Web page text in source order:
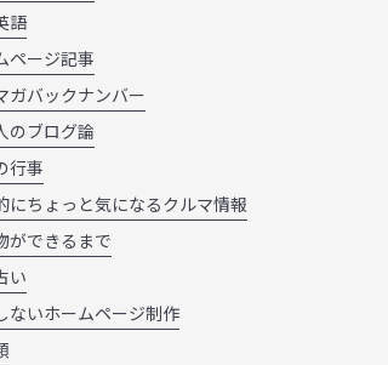
語
ページ記事
ガバックナンバー
のブログ論
行事
にちょっと気になるクルマ情報
ができるまで
い
ないホームページ制作